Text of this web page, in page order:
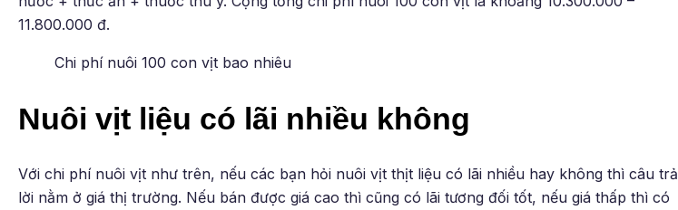
11.800.000 đ.
Chi phí nuôi 100 con vịt bao nhiêu
Nuôi vịt liệu có lãi nhiều không
Với chi phí nuôi vịt như trên, nếu các bạn hỏi nuôi vịt thịt liệu có lãi nhiều hay không thì câu trả
lời nằm ở giá thị trường. Nếu bán được giá cao thì cũng có lãi tương đối tốt, nếu giá thấp thì có